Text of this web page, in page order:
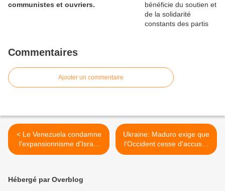
communistes et ouvriers.
Commentaires
Ajouter un commentaire
< Le Venezuela condamne
l'expansionnisme d'Israël
en Palestine
Ukraine: Maduro exige que
l'Occident cesse d'accuser
Moscou >
Hébergé par Overblog